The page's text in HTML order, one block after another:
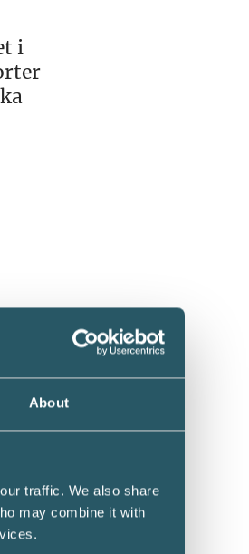
About
traffic. We also share
may combine it with
i